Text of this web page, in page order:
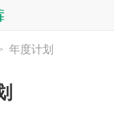
年度计划